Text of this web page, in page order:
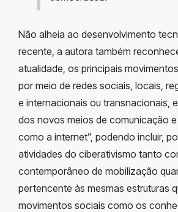
Não alheia ao desenvolvimento
recente, a autora também
atualidade, os principais
por meio de redes sociais, locais,
e internacionais ou transnacionais,
dos novos meios de comunicação e
como a internet”, podendo incluir,
atividades do ciberativismo tanto
contemporâneo de mobilização
pertencente às mesmas estruturas
movimentos sociais como os